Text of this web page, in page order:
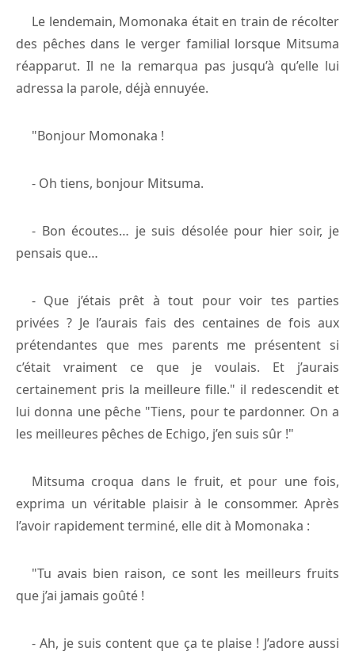
Le lendemain, Momonaka était en train de récolter
des pêches dans le verger familial lorsque Mitsuma
réapparut. Il ne la remarqua pas jusqu’à qu’elle lui
adressa la parole, déjà ennuyée.
"Bonjour Momonaka !
- Oh tiens, bonjour Mitsuma.
- Bon écoutes… je suis désolée pour hier soir, je
pensais que…
- Que j’étais prêt à tout pour voir tes parties
privées ? Je l’aurais fais des centaines de fois aux
prétendantes que mes parents me présentent si
c’était vraiment ce que je voulais. Et j’aurais
certainement pris la meilleure fille." il redescendit et
lui donna une pêche "Tiens, pour te pardonner. On a
les meilleures pêches de Echigo, j’en suis sûr !"
Mitsuma croqua dans le fruit, et pour une fois,
exprima un véritable plaisir à le consommer. Après
l’avoir rapidement terminé, elle dit à Momonaka :
"Tu avais bien raison, ce sont les meilleurs fruits
que j’ai jamais goûté !
- Ah, je suis content que ça te plaise ! J’adore aussi